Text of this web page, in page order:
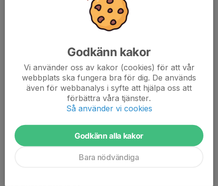
0 kommentarer
Tränarna Alfons Grahn och Amadeus Carlsson
Godkänn kakor
Vi använder oss av kakor (cookies) för att vår
webbplats ska fungera bra för dig. De används
även för webbanalys i syfte att hjälpa oss att
förbättra våra tjänster.
Så använder vi cookies
Godkänn alla kakor
Bara nödvändiga